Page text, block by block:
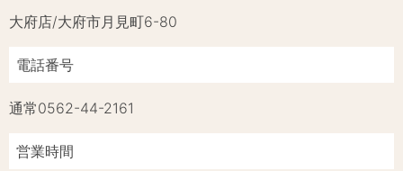
大府店/大府市月見町6-80
電話番号
通常︎0562-44-2161
営業時間